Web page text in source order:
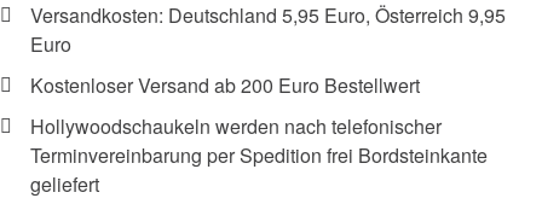
Versandkosten: Deutschland 5,95 Euro, Österreich 9,95
Euro
Kostenloser Versand ab 200 Euro Bestellwert
Hollywoodschaukeln werden nach telefonischer
Terminvereinbarung per Spedition frei Bordsteinkante
geliefert